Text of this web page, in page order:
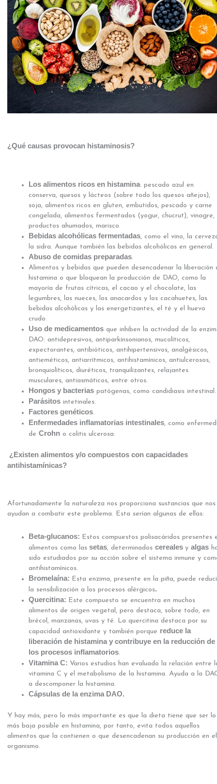
¿Qué causas provocan histaminosis?
Los alimentos ricos en histamina: pescado azul en
conserva, quesos y lácteos (sobre todo los quesos añejos),
soja, alimentos ricos en gluten, embutidos, pescado y carne
congelada, alimentos fermentados (yogur, chucrut), vinagre,
productos ahumados, marisco.
Bebidas alcohólicas fermentadas, como el vino, la
la sidra. Aunque también las bebidas alcohólicas en general.
Abuso de comidas preparadas.
Alimentos y bebidas que pueden desencadenar la liberación
histamina o que bloquean la producción de DAO, como la
mayoría de frutas cítricas, el cacao y el chocolate, las
legumbres, las nueces, los anacardos y los cacahuetes, las
bebidas alcohólicas y las energetizantes, el té y el huevo
crudo.
Uso de medicamentosque inhiben la actividad de la
DAO: antidepresivos, antiparkinsonianos, mucolíticos,
expectorantes, antibióticos, antihipertensivos, analgésicos,
antieméticos, antiarrítmicos, antihistamínicos, antiulcerosos,
bronquiolíticos, diuréticos, tranquilizantes, relajantes
musculares, antiasmáticos, entre otros.
Hongos y bacteriaspatógenas, como candidiasis intestinal.
Parásitosintetinales.
Factores genéticos.
Enfermedades inflamatorias intestinales, como
de Crohno colitis ulcerosa.
¿Existen alimentos y/o compuestos con capacidades
antihistamínicas?
Afortunadamente la naturaleza nos proporciona sustancias que nos
ayudan a combatir este problema. Esta serían algunas de ellas:
Beta-glucanos: Estos compuestos polisacáridos presentes
alimentos como lassetas, determinados cereales y algas
sido estudiados por su acción sobre el sistema inmune y
antihistamínicos.
Bromelaína: Esta enzima, presente en la piña, puede
la sensibilización a los procesos alérgicos.
Quercitina: Este compuesto se encuentra en muchos
alimentos de origen vegetal, pero destaca, sobre todo, en
brécol, manzanas, uvas y té. La quercitina destaca por su
capacidad antioxidante y también porque reduce la
liberación de histamina y contribuye en la reducción de
los procesos inflamatorios.
Vitamina C: Varios estudios han evaluado la relación entre
vitamina C y el metabolismo de la histamina. Ayuda a la
a descomponer la histamina.
Cápsulas de la enzima DAO.
Y hay más, pero lo más importante es que la dieta tiene que ser lo
más baja posible en histamina, por tanto, evita todos aquellos
alimentos que la contienen o que desencadenan su producción en el
organismo.